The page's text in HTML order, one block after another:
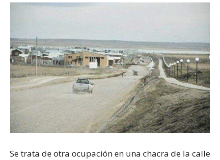
Se trata de otra ocupación en una chacra de la calle